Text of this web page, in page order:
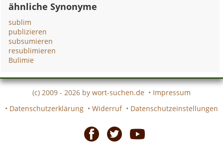
ähnliche Synonyme
sublim
publizieren
subsumieren
resublimieren
Bulimie
(c) 2009 - 2026 by wort-suchen.de • Impressum
• Datenschutzerklärung • Widerruf • Datenschutzeinstellungen